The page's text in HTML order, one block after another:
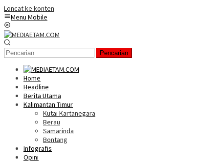
Loncat ke konten
Menu Mobile
Pencarian
Home
Headline
Berita Utama
Kalimantan Timur
Kutai Kartanegara
Berau
Samarinda
Bontang
Infografis
Opini